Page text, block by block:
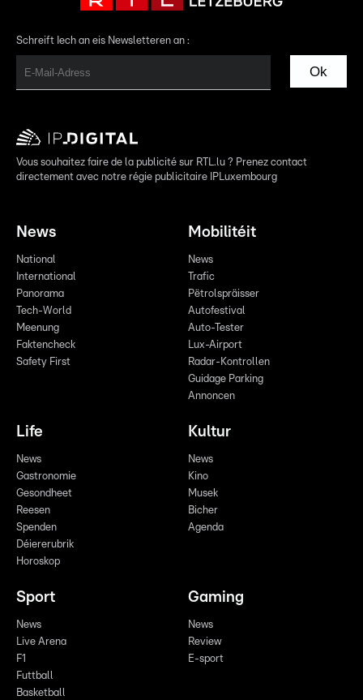
Schreift Iech an eis Newsletteren an :
Ok
Vous souhaitez faire de la publicité sur RTL.lu ? Prenez contact
directement avec notre régie publicitaire IPLuxembourg
News
National
International
Panorama
Tech-World
Meenung
Faktencheck
Safety First
Mobilitéit
News
Trafic
Pëtrolspräisser
Autofestival
Auto-Tester
Lux-Airport
Radar-Kontrollen
Guidage Parking
Annoncen
Life
News
Gastronomie
Gesondheet
Reesen
Spenden
Déiererubrik
Horoskop
Kultur
News
Kino
Musek
Bicher
Agenda
Sport
News
Live Arena
F1
Futtball
Basketball
Gaming
News
Review
E-sport